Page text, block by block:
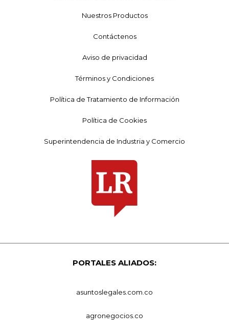
Nuestros Productos
Contáctenos
Aviso de privacidad
Términos y Condiciones
Política de Tratamiento de Información
Política de Cookies
Superintendencia de Industria y Comercio
PORTALES ALIADOS:
asuntoslegales.com.co
agronegocios.co